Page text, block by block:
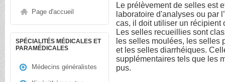
Page d'accueil
SPÉCIALITÉS MÉDICALES ET
PARAMÉDICALES
Médecins généralistes
Le prélèvement de selles est
laboratoire d'analyses ou par
cas, il doit utiliser un récipient
Les selles recueillies sont
les selles moulées, les selles
et les selles diarrhéiques.
supplémentaires tels que les
pus.